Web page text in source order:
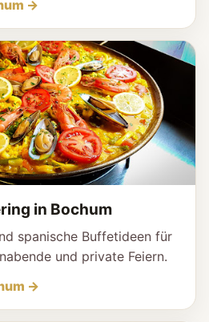
→
in Bochum
spanische Buffetideen für
und private Feiern.
→